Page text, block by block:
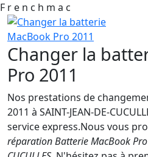
F r e n c h m a c
Changer la
Pro 2011
Nos prestations de
2011 à SAINT-JEAN-DE-
service express.Nous vous
réparation Batterie MacBook Pro